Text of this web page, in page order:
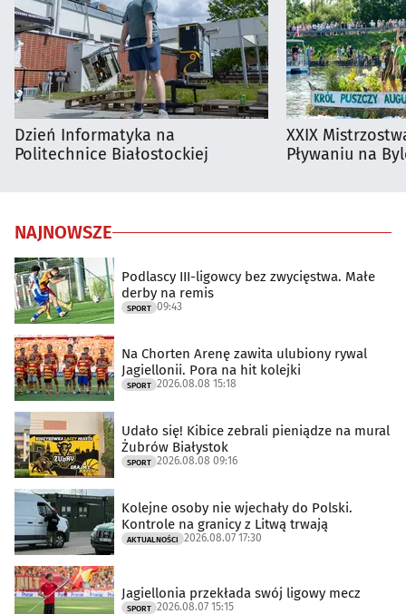
Dzień Informatyka na
Politechnice Białostockiej
XXIX
Pływaniu na
NAJNOWSZE
Podlascy III-ligowcy bez zwycięstwa. Małe
derby na remis
SPORT 09:43
Na Chorten Arenę zawita ulubiony rywal
Jagiellonii. Pora na hit kolejki
SPORT 2026.08.08 15:18
Udało się! Kibice zebrali pieniądze na mural
Żubrów Białystok
SPORT 2026.08.08 09:16
Kolejne osoby nie wjechały do Polski.
Kontrole na granicy z Litwą trwają
AKTUALNOŚCI 2026.08.07 17:30
Jagiellonia przekłada swój ligowy mecz
SPORT 2026.08.07 15:15